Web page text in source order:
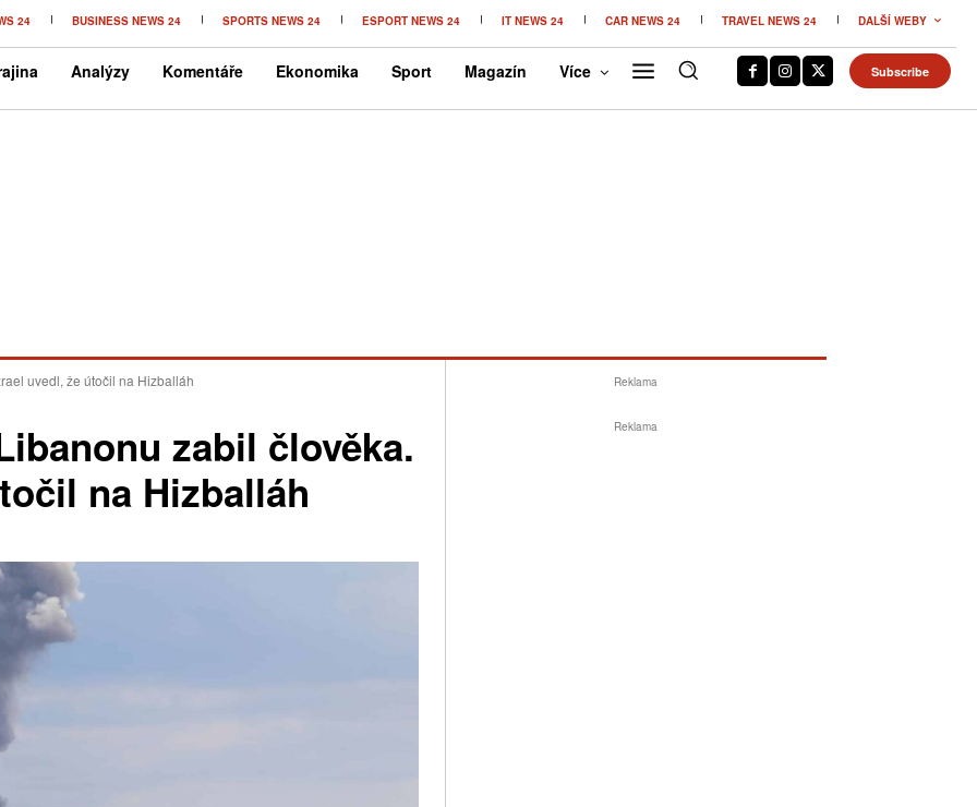
24 BUSINESS NEWS 24 SPORTS NEWS 24 ESPORT NEWS 24 IT NEWS 24 CAR NEWS 24 TRAVEL NEWS 24 DALŠÍ WEBY
Analýzy Komentáře Ekonomika Sport Magazín Více Subscribe
uvedl, že útočil na Hizballáh
zabil člověka.
na Hizballáh
Reklama
Reklama